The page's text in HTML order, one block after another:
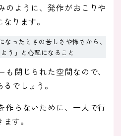
のように、発作がおこりや
ります。
ったときの苦しさや怖さから、
う」と⼼配になること
閉じられた空間なので、
でしょう。
作らないために、一人で行
す。